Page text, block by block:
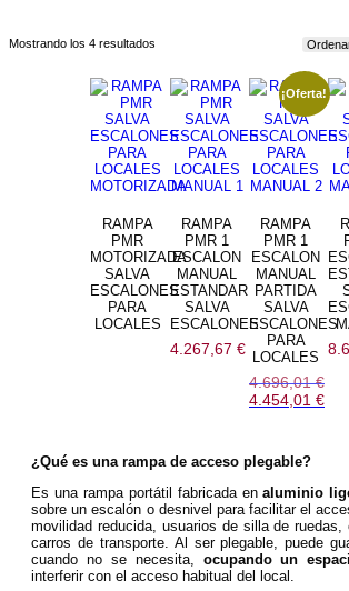
Mostrando los 4 resultados
bajo
a
RAMPA
PMR
MOTORIZADA
SALVA
ESCALONES
PARA
LOCALES
RAMPA
PMR 1
ESCALON
MANUAL
ESTANDAR
SALVA
ESCALONES
4.267,67 €
¡Oferta!
RAMPA
PMR 1
ESCALON
MANUAL
PARTIDA
SALVA
ESCALONES
PARA
LOCALES
4.696,01€
El
precio
4.454,01 €
es:
4.454,01 €.
¿Qué es una rampa de acceso plegable?
Es una rampa portátil fabricada enaluminio
sobre un escalón o desnivel para facilitar el
movilidad reducida, usuarios de silla de
carros de transporte. Al ser plegable, puede
cuando no se necesita, ocupando un
interferir con el acceso habitual del local.